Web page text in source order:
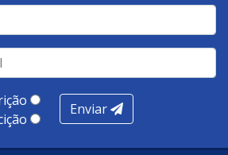
remoto, gestão, oferta /
ambiente de negócios,
digital e cobertura e
todos as categorias totalizam
Enviar